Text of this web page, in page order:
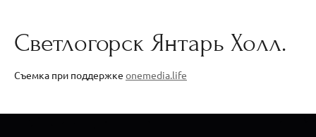
Светлогорск Янтарь Холл.
Съемка при поддержке onemedia.life